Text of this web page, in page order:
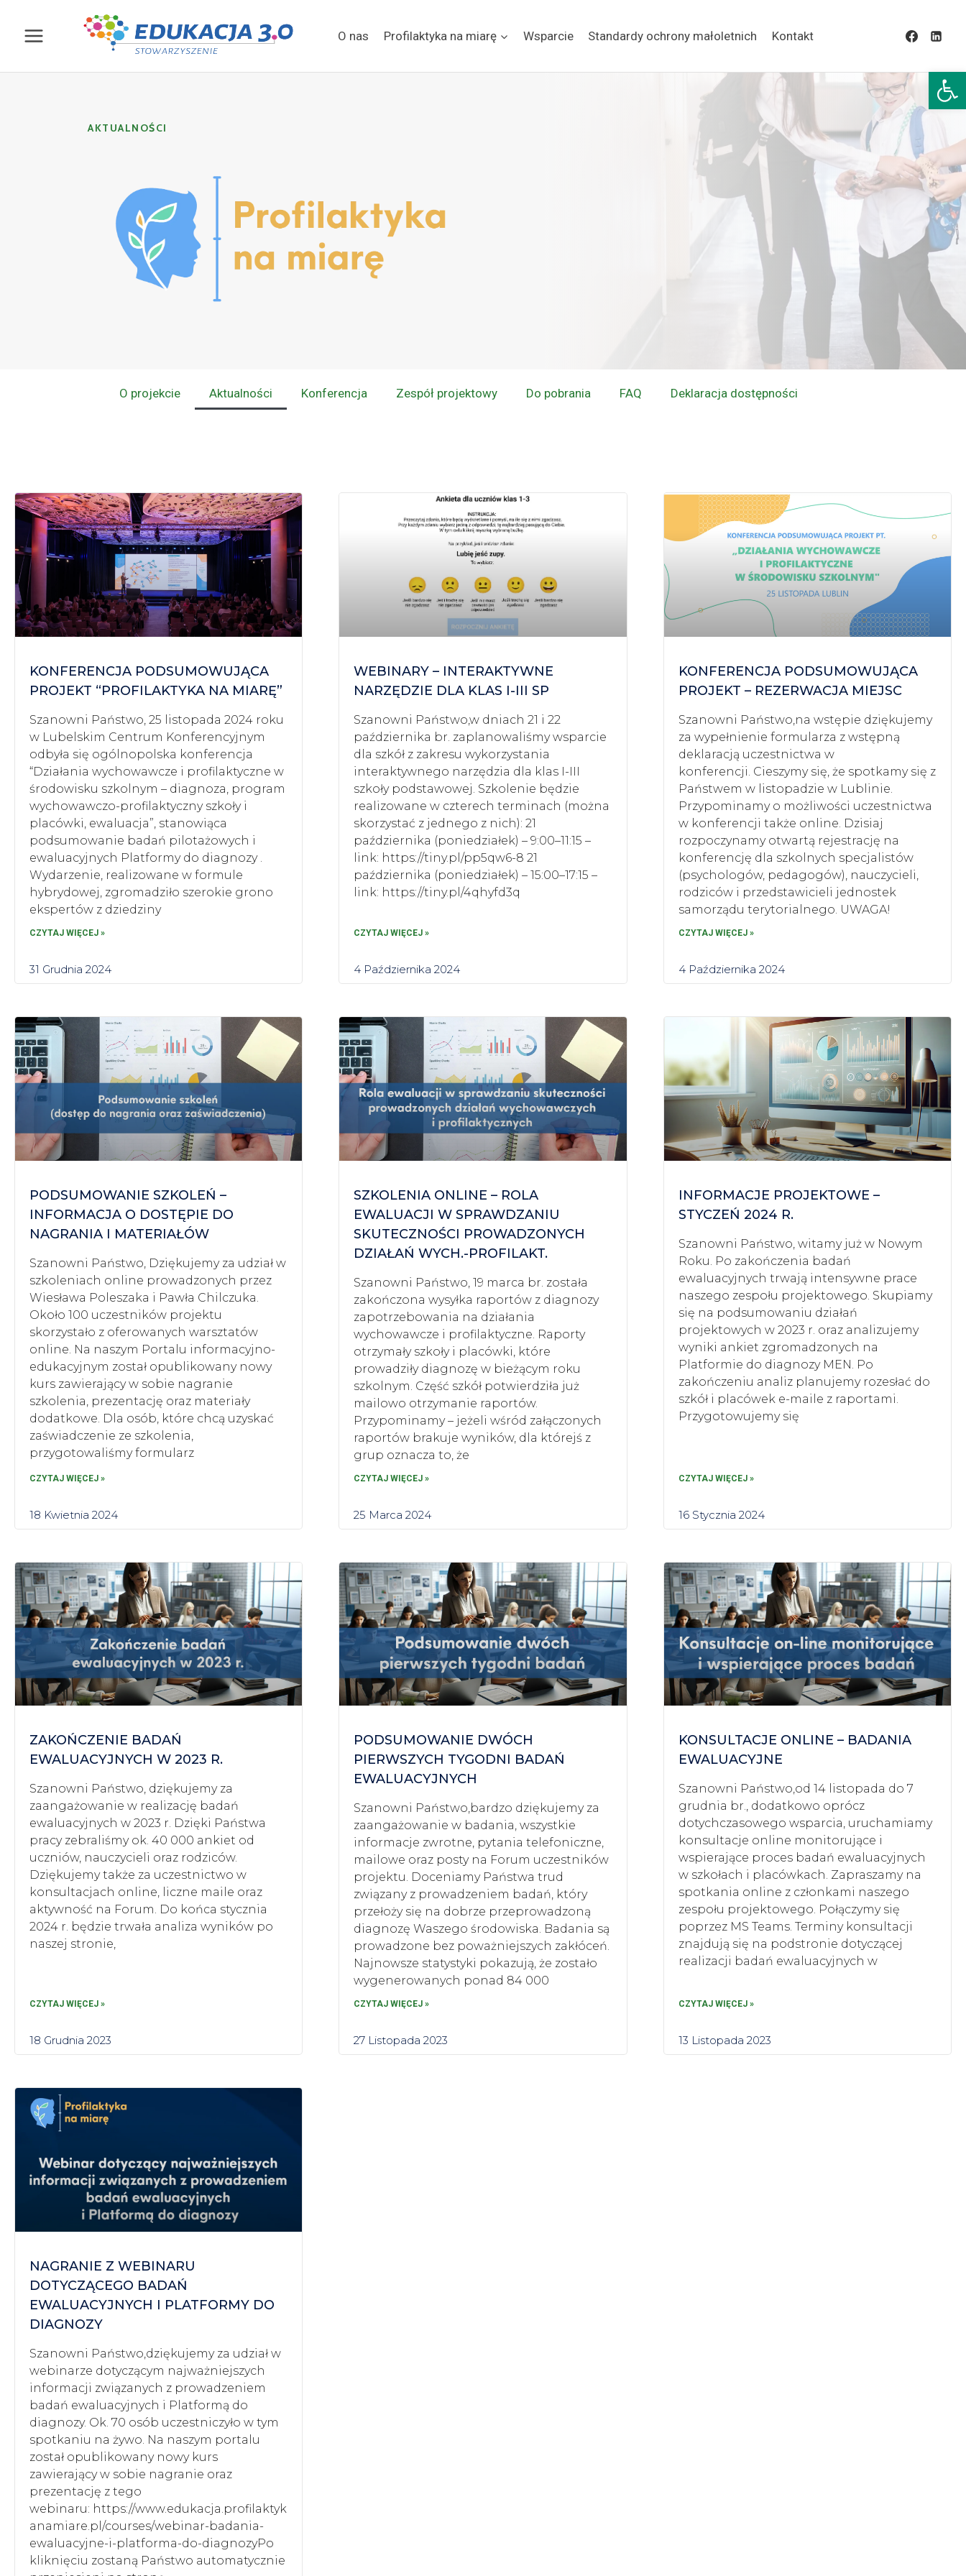
O nas Profilaktyka na miarę Wsparcie Standardy ochrony małoletnich Kontakt
AKTUALNOŚCI
O projekcie Aktualności Konferencja Zespół projektowy Do pobrania FAQ Deklaracja dostępności
KONFERENCJA PODSUMOWUJĄCA
PROJEKT “PROFILAKTYKA NA MIARĘ”
Szanowni Państwo, 25 listopada 2024 roku
w Lubelskim Centrum Konferencyjnym
odbyła się ogólnopolska konferencja
“Działania wychowawcze i profilaktyczne w
środowisku szkolnym – diagnoza, program
wychowawczo-profilaktyczny szkoły i
placówki, ewaluacja”, stanowiąca
podsumowanie badań pilotażowych i
ewaluacyjnych Platformy do diagnozy .
Wydarzenie, realizowane w formule
hybrydowej, zgromadziło szerokie grono
ekspertów z dziedziny
CZYTAJ WIĘCEJ »
31 Grudnia 2024
WEBINARY – INTERAKTYWNE
NARZĘDZIE DLA KLAS I-III SP
Szanowni Państwo,w dniach 21 i 22
października br. zaplanowaliśmy wsparcie
dla szkół z zakresu wykorzystania
interaktywnego narzędzia dla klas I-III
szkoły podstawowej. Szkolenie będzie
realizowane w czterech terminach (można
skorzystać z jednego z nich): 21
października (poniedziałek) – 9:00–11:15 –
link: https://tiny.pl/pp5qw6-8 21
października (poniedziałek) – 15:00–17:15 –
link: https://tiny.pl/4qhyfd3q
CZYTAJ WIĘCEJ »
4 Października 2024
KONFERENCJA PODSUMOWUJĄCA
PROJEKT – REZERWACJA MIEJSC
Szanowni Państwo,na wstępie dziękujemy
za wypełnienie formularza z wstępną
deklaracją uczestnictwa w
konferencji. Cieszymy się, że spotkamy się z
Państwem w listopadzie w Lublinie.
Przypominamy o możliwości uczestnictwa
w konferencji także online. Dzisiaj
rozpoczynamy otwartą rejestrację na
konferencję dla szkolnych specjalistów
(psychologów, pedagogów), nauczycieli,
rodziców i przedstawicieli jednostek
samorządu terytorialnego. UWAGA!
CZYTAJ WIĘCEJ »
4 Października 2024
PODSUMOWANIE SZKOLEŃ –
INFORMACJA O DOSTĘPIE DO
NAGRANIA I MATERIAŁÓW
Szanowni Państwo, Dziękujemy za udział w
szkoleniach online prowadzonych przez
Wiesława Poleszaka i Pawła Chilczuka.
Około 100 uczestników projektu
skorzystało z oferowanych warsztatów
online. Na naszym Portalu informacyjno-
edukacyjnym został opublikowany nowy
kurs zawierający w sobie nagranie
szkolenia, prezentację oraz materiały
dodatkowe. Dla osób, które chcą uzyskać
zaświadczenie ze szkolenia,
przygotowaliśmy formularz
CZYTAJ WIĘCEJ »
18 Kwietnia 2024
SZKOLENIA ONLINE – ROLA
EWALUACJI W SPRAWDZANIU
SKUTECZNOŚCI PROWADZONYCH
DZIAŁAŃ WYCH.-PROFILAKT.
Szanowni Państwo, 19 marca br. została
zakończona wysyłka raportów z diagnozy
zapotrzebowania na działania
wychowawcze i profilaktyczne. Raporty
otrzymały szkoły i placówki, które
prowadziły diagnozę w bieżącym roku
szkolnym. Część szkół potwierdziła już
mailowo otrzymanie raportów.
Przypominamy – jeżeli wśród załączonych
raportów brakuje wyników, dla którejś z
grup oznacza to, że
CZYTAJ WIĘCEJ »
25 Marca 2024
INFORMACJE PROJEKTOWE –
STYCZEŃ 2024 R.
Szanowni Państwo, witamy już w Nowym
Roku. Po zakończenia badań
ewaluacyjnych trwają intensywne prace
naszego zespołu projektowego. Skupiamy
się na podsumowaniu działań
projektowych w 2023 r. oraz analizujemy
wyniki ankiet zgromadzonych na
Platformie do diagnozy MEN. Po
zakończeniu analiz planujemy rozesłać do
szkół i placówek e-maile z raportami.
Przygotowujemy się
CZYTAJ WIĘCEJ »
16 Stycznia 2024
ZAKOŃCZENIE BADAŃ
EWALUACYJNYCH W 2023 R.
Szanowni Państwo, dziękujemy za
zaangażowanie w realizację badań
ewaluacyjnych w 2023 r. Dzięki Państwa
pracy zebraliśmy ok. 40 000 ankiet od
uczniów, nauczycieli oraz rodziców.
Dziękujemy także za uczestnictwo w
konsultacjach online, liczne maile oraz
aktywność na Forum. Do końca stycznia
2024 r. będzie trwała analiza wyników po
naszej stronie,
CZYTAJ WIĘCEJ »
18 Grudnia 2023
PODSUMOWANIE DWÓCH
PIERWSZYCH TYGODNI BADAŃ
EWALUACYJNYCH
Szanowni Państwo,bardzo dziękujemy za
zaangażowanie w badania, wszystkie
informacje zwrotne, pytania telefoniczne,
mailowe oraz posty na Forum uczestników
projektu. Doceniamy Państwa trud
związany z prowadzeniem badań, który
przełoży się na dobrze przeprowadzoną
diagnozę Waszego środowiska. Badania są
prowadzone bez poważniejszych zakłóceń.
Najnowsze statystyki pokazują, że zostało
wygenerowanych ponad 84 000
CZYTAJ WIĘCEJ »
27 Listopada 2023
KONSULTACJE ONLINE – BADANIA
EWALUACYJNE
Szanowni Państwo,od 14 listopada do 7
grudnia br., dodatkowo oprócz
dotychczasowego wsparcia, uruchamiamy
konsultacje online monitorujące i
wspierające proces badań ewaluacyjnych
w szkołach i placówkach. Zapraszamy na
spotkania online z członkami naszego
zespołu projektowego. Połączymy się
poprzez MS Teams. Terminy konsultacji
znajdują się na podstronie dotyczącej
realizacji badań ewaluacyjnych w
CZYTAJ WIĘCEJ »
13 Listopada 2023
NAGRANIE Z WEBINARU
DOTYCZĄCEGO BADAŃ
EWALUACYJNYCH I PLATFORMY DO
DIAGNOZY
Szanowni Państwo,dziękujemy za udział w
webinarze dotyczącym najważniejszych
informacji związanych z prowadzeniem
badań ewaluacyjnych i Platformą do
diagnozy. Ok. 70 osób uczestniczyło w tym
spotkaniu na żywo. Na naszym portalu
został opublikowany nowy kurs
zawierający w sobie nagranie oraz
prezentację z tego
webinaru: https://www.edukacja.profilaktyk
anamiare.pl/courses/webinar-badania-
ewaluacyjne-i-platforma-do-diagnozyPo
kliknięciu zostaną Państwo automatycznie